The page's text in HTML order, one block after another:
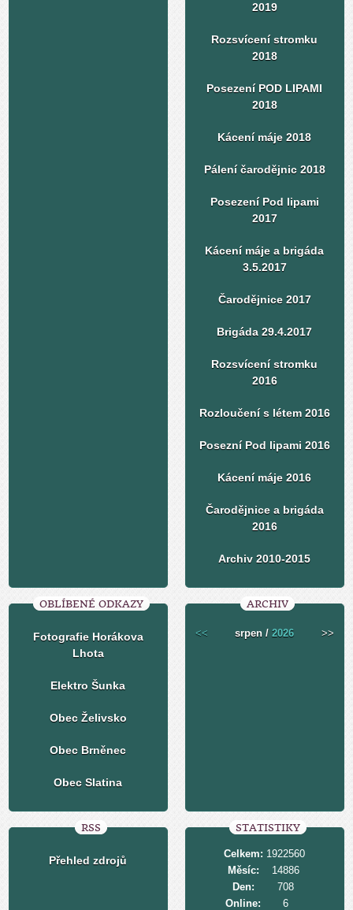
2019
Rozsvícení stromku
2018
Posezení POD LIPAMI
2018
Kácení máje 2018
Pálení čarodějnic 2018
Posezení Pod lipami
2017
Kácení máje a brigáda
3.5.2017
Čarodějnice 2017
Brigáda 29.4.2017
Rozsvícení stromku
2016
Rozloučení s létem 2016
Posezní Pod lipami 2016
Kácení máje 2016
Čarodějnice a brigáda
2016
Archiv 2010-2015
OBLÍBENÉ ODKAZY
Fotografie Horákova
Lhota
Elektro Šunka
Obec Želivsko
Obec Brněnec
Obec Slatina
ARCHIV
<< srpen /2026 >>
RSS
Přehled zdrojů
STATISTIKY
Online: 6
Celkem: 1922560
Měsíc:
14886
Den:
708